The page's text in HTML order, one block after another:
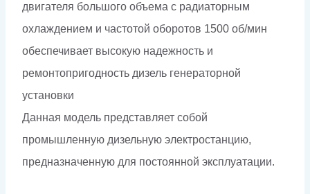
двигателя большого объема с радиаторным
охлаждением и частотой оборотов 1500 об/мин
обеспечивает высокую надежность и
ремонтопригодность дизель генераторной
установки
Данная модель представляет собой
промышленную дизельную электростанцию,
предназначенную для постоянной эксплуатации.